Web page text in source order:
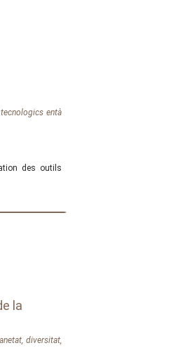
entà
des outils
la
diversitat,